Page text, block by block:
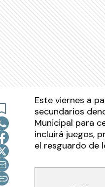
Este viernes a
secundarios
Municipal para
incluirá juegos,
el resguardo de